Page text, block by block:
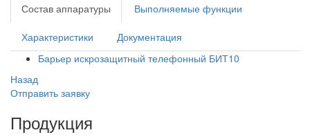
Состав аппаратуры Выполняемые функции
Характеристики
Документация
Барьер искрозащитный телефонный БИТ10
Назад
Отправить заявку
Продукция